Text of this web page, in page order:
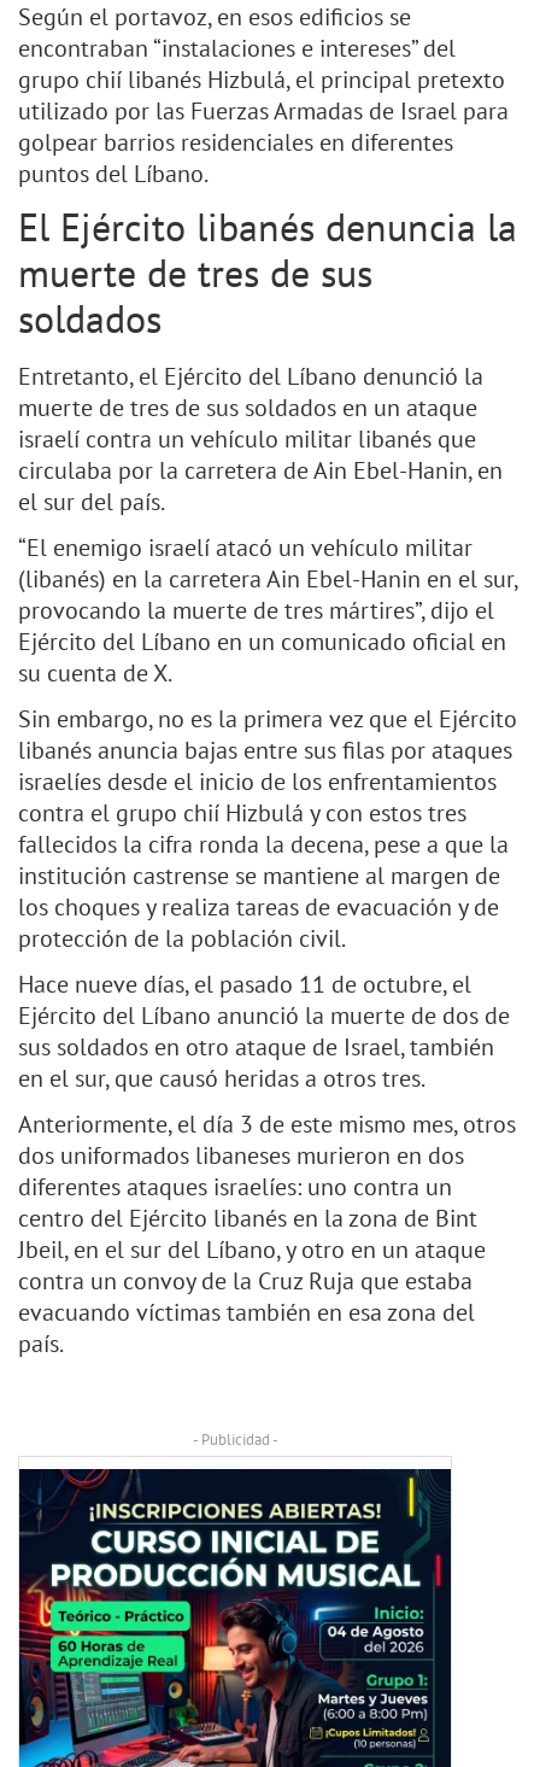
Según el portavoz, en esos edificios se
encontraban “instalaciones e intereses” del
grupo chií libanés Hizbulá, el principal pretexto
utilizado por las Fuerzas Armadas de Israel para
golpear barrios residenciales en diferentes
puntos del Líbano.
El Ejército libanés denuncia la
muerte de tres de sus
soldados
Entretanto, el Ejército del Líbano denunció la
muerte de tres de sus soldados en un ataque
israelí contra un vehículo militar libanés que
circulaba por la carretera de Ain Ebel-Hanin, en
el sur del país.
“El enemigo israelí atacó un vehículo militar
(libanés) en la carretera Ain Ebel-Hanin en el sur,
provocando la muerte de tres mártires”, dijo el
Ejército del Líbano en un comunicado oficial en
su cuenta de X.
Sin embargo, no es la primera vez que el Ejército
libanés anuncia bajas entre sus filas por ataques
israelíes desde el inicio de los enfrentamientos
contra el grupo chií Hizbulá y con estos tres
fallecidos la cifra ronda la decena, pese a que la
institución castrense se mantiene al margen de
los choques y realiza tareas de evacuación y de
protección de la población civil.
Hace nueve días, el pasado 11 de octubre, el
Ejército del Líbano anunció la muerte de dos de
sus soldados en otro ataque de Israel, también
en el sur, que causó heridas a otros tres.
Anteriormente, el día 3 de este mismo mes, otros
dos uniformados libaneses murieron en dos
diferentes ataques israelíes: uno contra un
centro del Ejército libanés en la zona de Bint
Jbeil, en el sur del Líbano, y otro en un ataque
contra un convoy de la Cruz Ruja que estaba
evacuando víctimas también en esa zona del
país.
- Publicidad -